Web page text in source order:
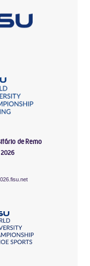
de Remo
2026